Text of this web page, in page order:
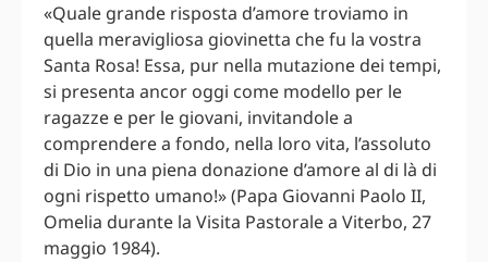
«Quale grande risposta d’amore troviamo in
quella meravigliosa giovinetta che fu la vostra
Santa Rosa! Essa, pur nella mutazione dei tempi,
si presenta ancor oggi come modello per le
ragazze e per le giovani, invitandole a
comprendere a fondo, nella loro vita, l’assoluto
di Dio in una piena donazione d’amore al di là di
ogni rispetto umano!» (Papa Giovanni Paolo II,
Omelia durante la Visita Pastorale a Viterbo, 27
maggio 1984).